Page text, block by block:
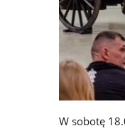
W sobotę